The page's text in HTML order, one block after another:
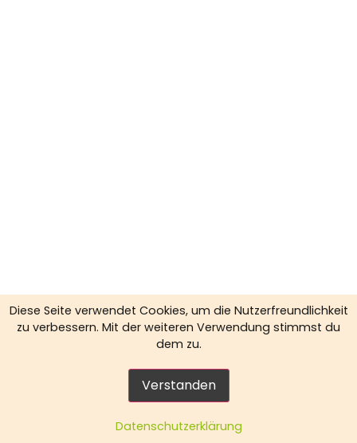
Diese Seite verwendet Cookies, um die Nutzerfreundlichkeit
zu verbessern. Mit der weiteren Verwendung stimmst du
dem zu.
Verstanden
Datenschutzerklärung